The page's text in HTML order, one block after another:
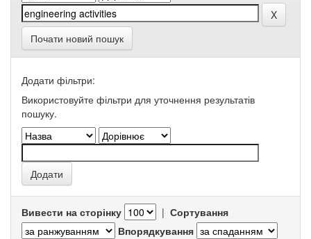
Почати новий пошук
Додати фільтри:
Використовуйте фільтри для уточнення результатів
пошуку.
Вивести на сторінку | Сортування
Впорядкування